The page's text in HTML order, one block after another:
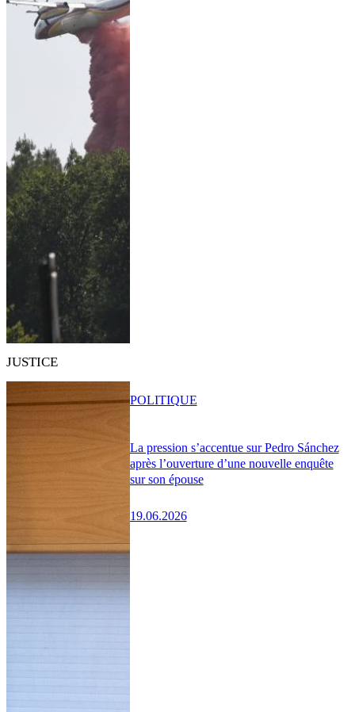
JUSTICE
La pression s’accentue sur Pedro Sánchez
après l’ouverture d’une nouvelle enquête
sur son épouse
19.06.2026
POLITIQUE